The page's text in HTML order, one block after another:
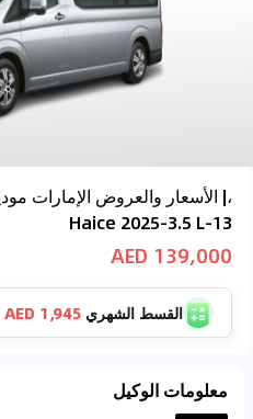
Haice 2025-3.5 L-13
139,000 AED
القسط الشهري 1,945 AED
معلومات الوكيل